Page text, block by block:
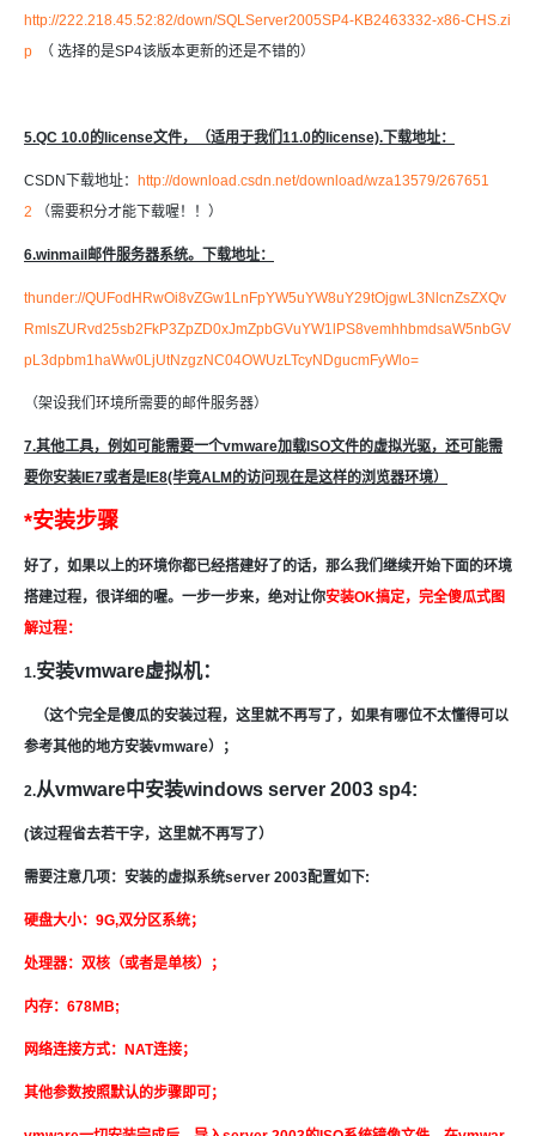
http://222.218.45.52:82/down/SQLServer2005SP4-KB2463332-x86-CHS.zi
p （ 选择的是SP4该版本更新的还是不错的）
5.QC 10.0的license文件，（适用于我们11.0的license).下载地址：
CSDN下载地址：
http://download.csdn.net/download/wza13579/267651
2 （需要积分才能下载喔！！）
6.winmail邮件服务器系统。下载地址：
thunder://QUFodHRwOi8vZGw1LnFpYW5uYW8uY29tOjgwL3NlcnZsZXQv
RmlsZURvd25sb2FkP3ZpZD0xJmZpbGVuYW1lPS8vemhhbmdsaW5nbGV
pL3dpbm1haWw0LjUtNzgzNC04OWUzLTcyNDgucmFyWlo=
（架设我们环境所需要的邮件服务器）
7.其他工具，例如可能需要一个vmware加载ISO文件的虚拟光驱，还可能需
要你安装IE7或者是IE8(毕竟ALM的访问现在是这样的浏览器环境）
*安装步骤
好了，如果以上的环境你都已经搭建好了的话，那么我们继续开始下面的环境
搭建过程，很详细的喔。一步一步来，绝对让你安装OK搞定，完全傻瓜式图
解过程：
1.安装vmware虚拟机：
（这个完全是傻瓜的安装过程，这里就不再写了，如果有哪位不太懂得可以
参考其他的地方安装vmware）；
2.从vmware中安装windows server 2003 sp4:
(该过程省去若干字，这里就不再写了）
需要注意几项：安装的虚拟系统server 2003配置如下:
硬盘大小：9G,双分区系统；
处理器：双核（或者是单核）；
内存：678MB;
网络连接方式：NAT连接；
其他参数按照默认的步骤即可；